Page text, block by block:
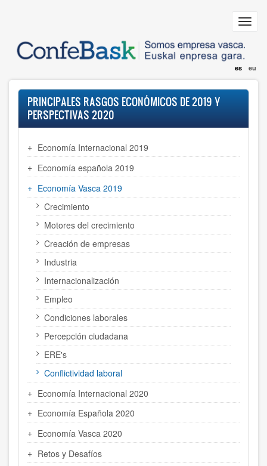
principal
es eu
PRINCIPALES RASGOS ECONÓMICOS DE 2019 Y
PERSPECTIVAS 2020
Economía Internacional 2019
Economía española 2019
Economía Vasca 2019
Crecimiento
Motores del crecimiento
Creación de empresas
Industria
Internacionalización
Empleo
Condiciones laborales
Percepción ciudadana
ERE's
Conflictividad laboral
Economía Internacional 2020
Economía Española 2020
Economía Vasca 2020
Retos y Desafíos